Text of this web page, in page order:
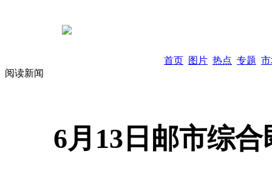
首页 图片 热点 专题
阅读新闻
6月13日邮市综